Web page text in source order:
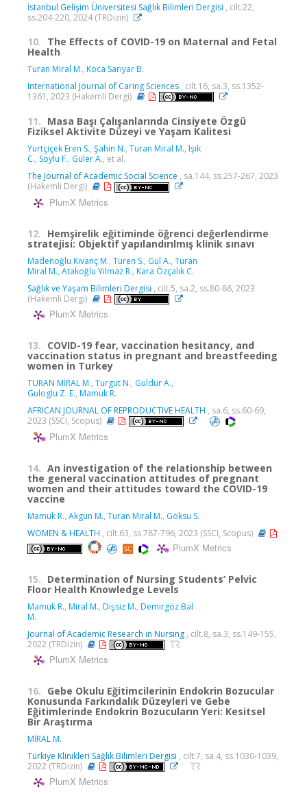
İstanbul Gelişim Üniversitesi Sağlık Bilimleri Dergisi , cilt.22,
ss.204-220, 2024 (TRDizin)
10. The Effects of COVID-19 on Maternal and Fetal
Health
Turan Miral M., Koca Sarıyar B.
International Journal of Caring Sciences , cilt.16, sa.3, ss.1352-
1361, 2023 (Hakemli Dergi)
11. Masa Başı Çalışanlarında Cinsiyete Özgü
Fiziksel Aktivite Düzeyi ve Yaşam Kalitesi
Yurtçiçek Eren S., Şahin N., Turan Miral M., Işık
C., Soylu F., Güler A., et al.
The Journal of Academic Social Science , sa.144, ss.257-267, 2023
(Hakemli Dergi)
PlumX Metrics
12. Hemşirelik eğitiminde öğrenci değerlendirme
stratejisi: Objektif yapılandırılmış klinik sınavı
Madenoğlu Kıvanç M., Türen S., Gül A., Turan
Miral M., Atakoğlu Yılmaz R., Kara Özçalık C.
Sağlık ve Yaşam Bilimleri Dergisi , cilt.5, sa.2, ss.80-86, 2023
(Hakemli Dergi)
PlumX Metrics
13. COVID-19 fear, vaccination hesitancy, and
vaccination status in pregnant and breastfeeding
women in Turkey
TURAN MİRAL M., Turgut N., Guldur A.,
Guloglu Z. E., Mamuk R.
AFRICAN JOURNAL OF REPRODUCTIVE HEALTH , sa.6, ss.60-69,
2023 (SSCI, Scopus)
PlumX Metrics
14. An investigation of the relationship between
the general vaccination attitudes of pregnant
women and their attitudes toward the COVID-19
vaccine
Mamuk R., Akgun M., Turan Miral M., Goksu S.
WOMEN & HEALTH , cilt.63, ss.787-796, 2023 (SSCI, Scopus)
PlumX Metrics
15. Determination of Nursing Students’ Pelvic
Floor Health Knowledge Levels
Mamuk R., Miral M., Dişsiz M., Demirgöz Bal
M.
Journal of Academic Research in Nursing , cilt.8, sa.3, ss.149-155,
2022 (TRDizin)
PlumX Metrics
16. Gebe Okulu Eğitimcilerinin Endokrin Bozucular
Konusunda Farkındalık Düzeyleri ve Gebe
Eğitimlerinde Endokrin Bozucuların Yeri: Kesitsel
Bir Araştırma
MİRAL M.
Türkiye Klinikleri Sağlık Bilimleri Dergisi , cilt.7, sa.4, ss.1030-1039,
2022 (TRDizin)
PlumX Metrics